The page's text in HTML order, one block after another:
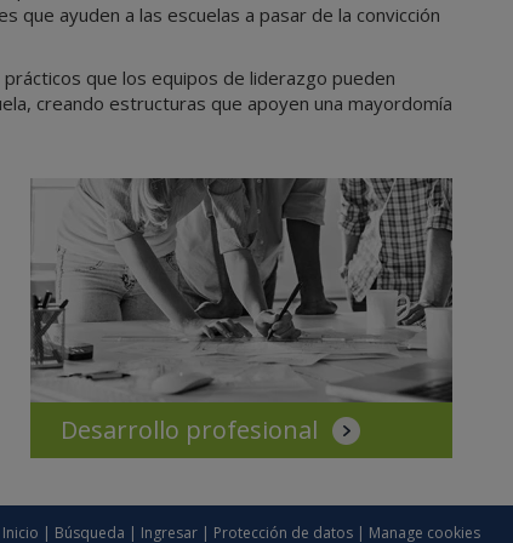
que ayuden a las escuelas a pasar de la convicción
que los equipos de liderazgo pueden
creando estructuras que apoyen una mayordomía
Desarrollo profesional
Inicio | Búsqueda | Ingresar | Protección de datos | Manage cookies